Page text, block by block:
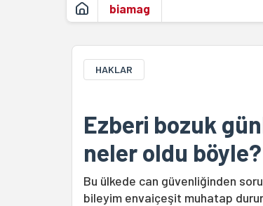
biamag
HAKLAR
Ezberi bozuk
neler oldu böyle?
Bu ülkede can güvenliğinden
bileyim envaiçeşit muhatap